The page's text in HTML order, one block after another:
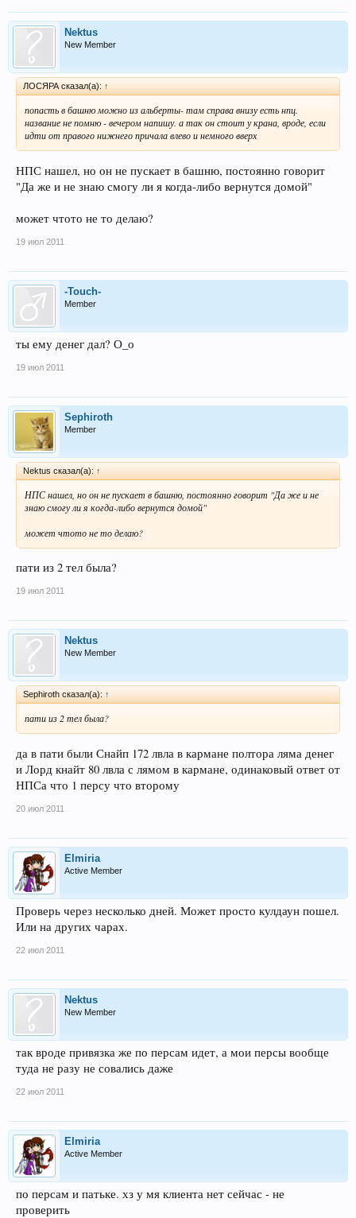
Nektus
New Member
ЛОСЯРА сказал(а): ↑
попасть в башню можно из альберты- там справа внизу есть нпц.
название не помню - вечером напишу. а так он стоит у крана, вроде, если
идти от правого нижнего причала влево и немного вверх
НПС нашел, но он не пускает в башню, постоянно говорит
"Да же и не знаю смогу ли я когда-либо вернутся домой"
может чтото не то делаю?
19 июл 2011
-Touch-
Member
ты ему денег дал? О_о
19 июл 2011
Sephiroth
Member
Nektus сказал(а): ↑
НПС нашел, но он не пускает в башню, постоянно говорит "Да же и не
знаю смогу ли я когда-либо вернутся домой"
может чтото не то делаю?
пати из 2 тел была?
19 июл 2011
Nektus
New Member
Sephiroth сказал(а): ↑
пати из 2 тел была?
да в пати были Снайп 172 лвла в кармане полтора ляма денег
и Лорд кнайт 80 лвла с лямом в кармане, одинаковый ответ от
НПСа что 1 персу что второму
20 июл 2011
Elmiria
Active Member
Проверь через несколько дней. Может просто кулдаун пошел.
Или на других чарах.
22 июл 2011
Nektus
New Member
так вроде привязка же по персам идет, а мои персы вообще
туда не разу не совались даже
22 июл 2011
Elmiria
Active Member
по персам и патьке. хз у мя клиента нет сейчас - не
проверить